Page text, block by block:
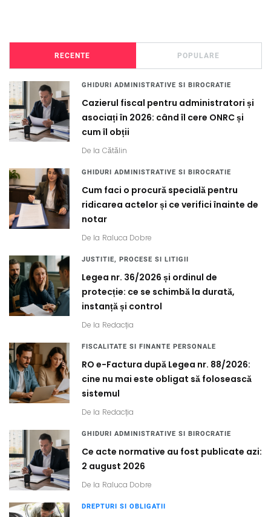
RECENTE POPULARE
GHIDURI ADMINISTRATIVE SI BIROCRATIE
Cazierul fiscal pentru administratori și
asociați în 2026: când îl cere ONRC și
cum îl obții
De la Cătălin
GHIDURI ADMINISTRATIVE SI BIROCRATIE
Cum faci o procură specială pentru
ridicarea actelor și ce verifici înainte de
notar
De la Raluca Dobre
JUSTITIE, PROCESE SI LITIGII
Legea nr. 36/2026 și ordinul de
protecție: ce se schimbă la durată,
instanță și control
De la Redacția
FISCALITATE SI FINANTE PERSONALE
RO e-Factura după Legea nr. 88/2026:
cine nu mai este obligat să folosească
sistemul
De la Redacția
GHIDURI ADMINISTRATIVE SI BIROCRATIE
Ce acte normative au fost publicate azi:
2 august 2026
De la Raluca Dobre
DREPTURI SI OBLIGATII